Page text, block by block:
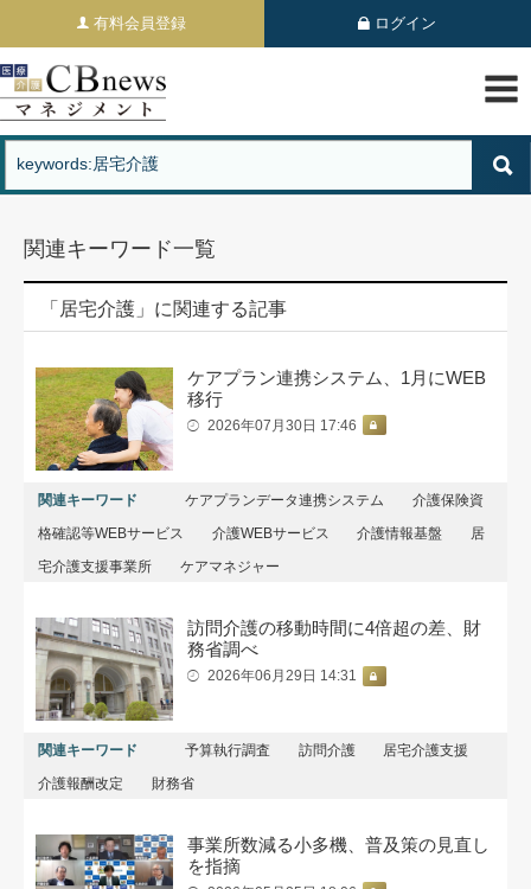
有料会員登録 ログイン
関連キーワード一覧
「居宅介護」に関連する記事
ケアプラン連携システム、1月にWEB
移行
2026年07月30日 17:46
関連キーワード ケアプランデータ連携システム
介護保険資
格確認等WEBサービス
介護WEBサービス 介護情報基盤
居
宅介護支援事業所
ケアマネジャー
訪問介護の移動時間に4倍超の差、財
務省調べ
2026年06月29日 14:31
関連キーワード 予算執行調査 訪問介護
居宅介護支援
介護報酬改定
財務省
事業所数減る小多機、普及策の見直し
を指摘